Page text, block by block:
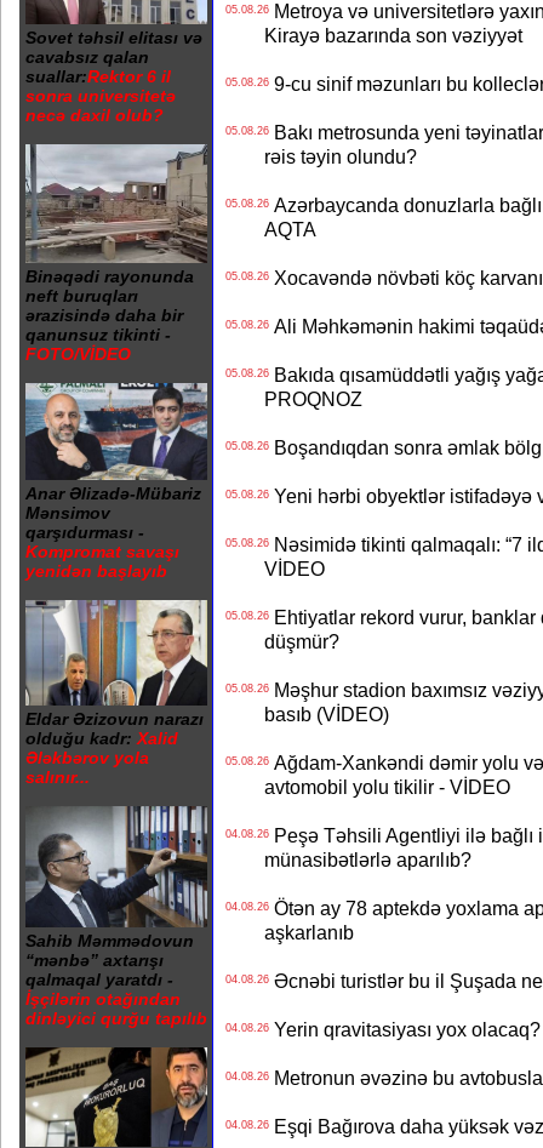
Sovet təhsil elitası və
cavabsız qalan
suallar:Rektor 6 il
sonra universitetə
necə daxil olub?
Binəqədi rayonunda
neft buruqları
ərazisində daha bir
qanunsuz tikinti -
FOTO/VİDEO
Anar Əlizadə-Mübariz
Mənsimov
qarşıdurması -
Kompromat savaşı
yenidən başlayıb
Eldar Əzizovun narazı
olduğu kadr: Xalid
Ələkbərov yola
salınır...
Sahib Məmmədovun
“mənbə” axtarışı
qalmaqal yaratdı -
İşçilərin otağından
dinləyici qurğu tapılıb
05.08.26Metroya və universitetlərə
Kirayə bazarında son vəziyyət
05.08.269-cu sinif məzunları bu
05.08.26Bakı metrosunda yeni
rəis təyin olundu?
05.08.26Azərbaycanda donuzlarla
AQTA
05.08.26Xocavəndə növbəti köç
05.08.26Ali Məhkəmənin hakimi
05.08.26Bakıda qısamüddətli yağış
PROQNOZ
05.08.26Boşandıqdan sonra əmlak
05.08.26Yeni hərbi obyektlər istifadəyə
05.08.26Nəsimidə tikinti qalmaqalı: “7
VİDEO
05.08.26Ehtiyatlar rekord vurur, banklar
düşmür?
05.08.26Məşhur stadion baxımsız
basıb (VİDEO)
05.08.26Ağdam-Xankəndi dəmir yolu
avtomobil yolu tikilir - VİDEO
04.08.26Peşə Təhsili Agentliyi ilə bağlı
münasibətlərlə aparılıb?
04.08.26Ötən ay 78 aptekdə yoxlama
aşkarlanıb
04.08.26Əcnəbi turistlər bu il Şuşada
04.08.26Yerin qravitasiyası yox
04.08.26Metronun əvəzinə bu
04.08.26Eşqi Bağırova daha yüksək